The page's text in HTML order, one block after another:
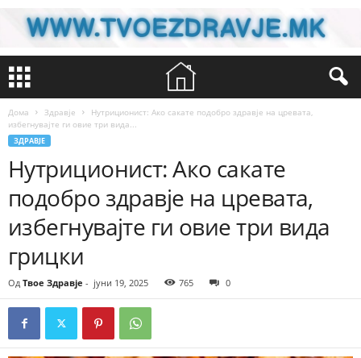
Дома Здравје
Нутриционист: Ако сакате подобро здравје на цревата,
избегнувајте ги овие три вида...
ЗДРАВЈЕ
Нутриционист: Ако сакате
подобро здравје на цревата,
избегнувајте ги овие три вида
грицки
Од Твое Здравје - јуни 19, 2025 765 0